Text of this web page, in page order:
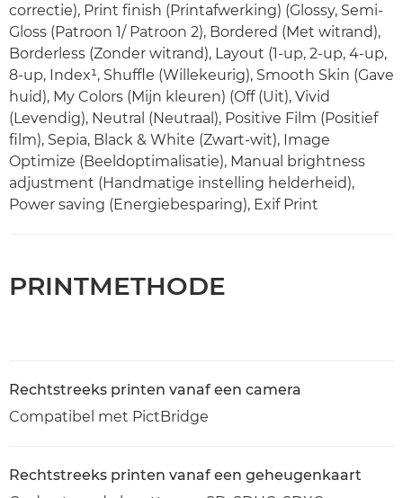
correctie), Print finish (Printafwerking) (Glossy, Semi-
Gloss (Patroon 1/ Patroon 2), Bordered (Met witrand),
Borderless (Zonder witrand), Layout (1-up, 2-up, 4-up,
8-up, Index¹, Shuffle (Willekeurig), Smooth Skin (Gave
huid), My Colors (Mijn kleuren) (Off (Uit), Vivid
(Levendig), Neutral (Neutraal), Positive Film (Positief
film), Sepia, Black & White (Zwart-wit), Image
Optimize (Beeldoptimalisatie), Manual brightness
adjustment (Handmatige instelling helderheid),
Power saving (Energiebesparing), Exif Print
PRINTMETHODE
Rechtstreeks printen vanaf een camera
Compatibel met PictBridge
Rechtstreeks printen vanaf een geheugenkaart